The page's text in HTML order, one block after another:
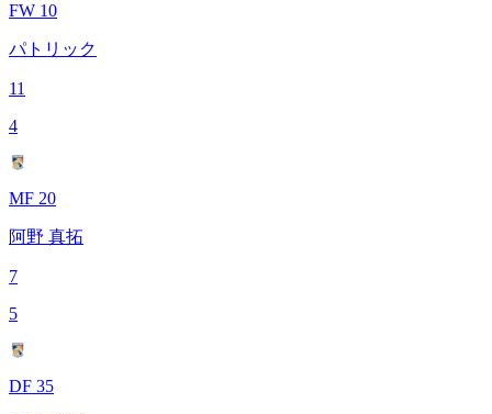
FW 10
パトリック
11
4
MF 20
阿野 真拓
7
5
DF 35